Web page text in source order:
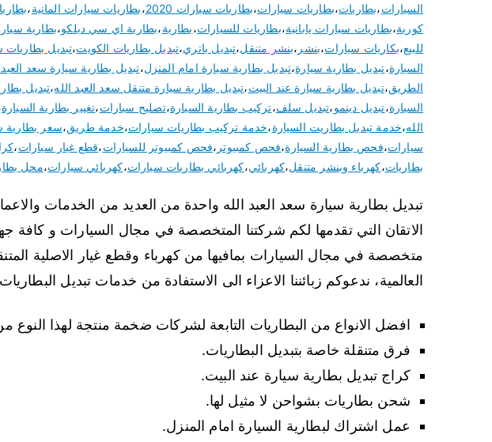
السيارات،بطاريات،بطاريات سيارات،بطاريات سيارات 2020 ،بطاريات سيارات المانية،
كورية،بطاريات سيارات يابانية،بطاريات للسيارات،بطارية،بطارية اي سي ديلكو،بطارية سيارة
للبيع،بكاريات سيارات،بنشر ،بنشر متنقل،تبديل باتري،تبديل بطاريات الكويت،تبديل بطاريات
السيارة،تبديل بطارية سيارة،تبديل بطارية سيارة امام المنزل،تبديل بطارية سيارة سعد العبد
الطريق،تبديل بطارية سيارة عند البيت،تبديل بطارية سيارة متنقل سعد العبد الله،تبديل
السيارة،تبديل دينمو،تبديل سلف،تركيب بطارية السيارة،تصليح سيارات،تغيير بطارية السيارة
الله،خدمة تبديل بطاريت السيارة،خدمة تركيب بطاريات سيارات،خدمة طريق،سعر بطارية
سيارات،فحص بطارية السيارة،فحص كمبيوتر ،فحص كمبيوتر للسيارات،قطع غيار سيارات،
بطاريات،كهرباء وبنشر متنقل،كهربائي،كهربائي بطاريات سيارات،كهربائي سيارات،محل
تبديل بطارية سيارة سعد العبد الله واحدة من العديد من الخدمات
الاتقان التي تقدمها لكم شركتنا المتخصصة في مجال السيارات و كافة
متخصصة في مجال السيارات بمافيها من كهرباء وقطع غيار الاصلية
العالمية، ندعوكم زبائننا الاعزاء الى الاستفادة من خدمات تبديل
افضل الانواع من البطاريات التابعة لشركات ضخمة منتجة لهذا النوع
فرق متنقلة خاصة بتبديل البطاريات.
كراج تبديل بطارية سيارة عند البيت.
شحن بطاريات بشواحن لا مثيل لها.
عمل اشتراك لبطارية السيارة امام المنزل.